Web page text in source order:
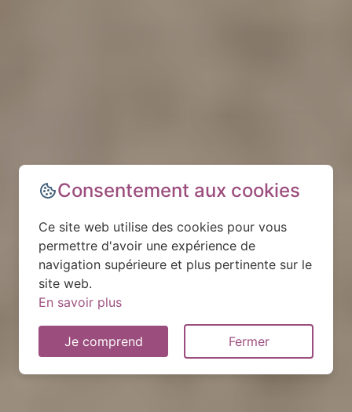
Consentement aux cookies
Ce site web utilise des cookies pour vous
permettre d'avoir une expérience de
navigation supérieure et plus pertinente sur le
site web.
En savoir plus
Je comprend Fermer